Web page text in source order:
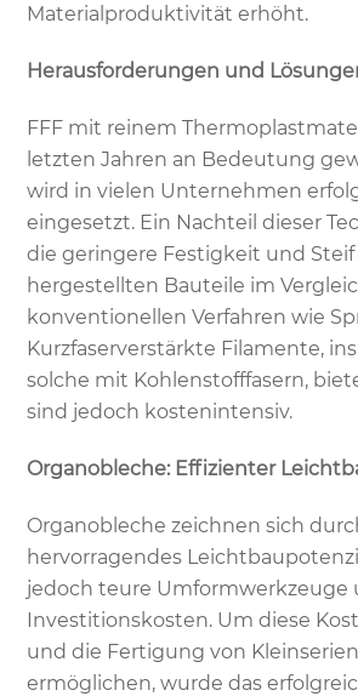
Materialproduktivität erhöht.
Herausforderungen und
FFF mit reinem
letzten Jahren an Bedeutung
wird in vielen Unternehmen
eingesetzt. Ein Nachteil dieser
die geringere Festigkeit und
hergestellten Bauteile im
konventionellen Verfahren wie
Kurzfaserverstärkte Filamente,
solche mit Kohlenstofffasern,
sind jedoch kostenintensiv.
Organobleche: Effizienter
Organobleche zeichnen sich
hervorragendes
jedoch teure Umformwerkzeuge
Investitionskosten. Um diese
und die Fertigung von
ermöglichen, wurde das